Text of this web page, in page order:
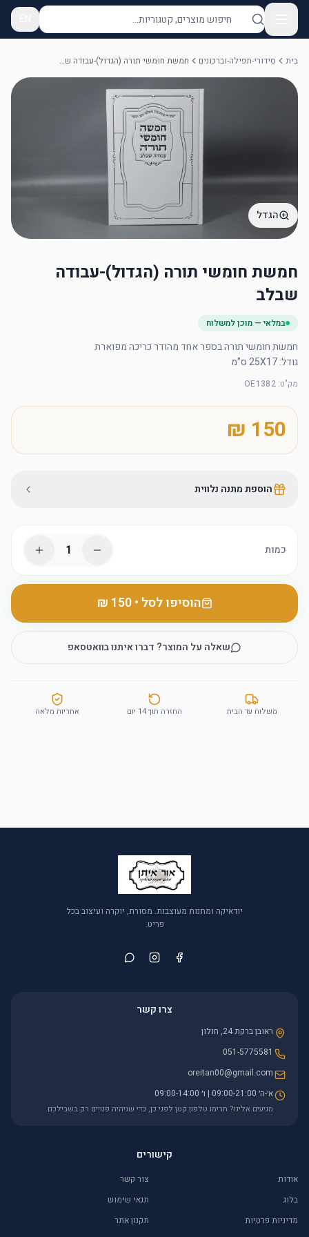
בית סידורי-תפילה-וברכונים חמשת חומשי תורה (הגדול)-עבודה שבלב
הגדל
חמשת חומשי תורה (הגדול)-עבודה
שבלב
במלאי — מוכן למשלוח
גודל: 25X17 ס"מ
מק"ט:
OE1382
הוספת מתנה נלווית
כמות 1
הוסיפו לסל •
‏150 ₪
שאלה על המוצר? דברו איתנו בוואטסאפ
משלוח עד הבית החזרה תוך 14 יום אחריות מלאה
יודאיקה ומתנות מעוצבות. מסורת, יוקרה ועיצוב בכל
פריט.
צרו קשר
ראובן ברקת 24, חולון
051-5775581
oreitan00@gmail.com
א׳-ה׳ 09:00-21:00 | ו׳ 09:00-14:00
מגיעים אלינו? תרימו טלפון קטן לפני כן, כדי שניהיה פנויים רק בשבילכם
קישורים
אודות
צור קשר
בלוג
תנאי שימוש
מדיניות פרטיות
תקנון אתר